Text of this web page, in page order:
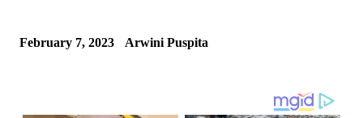
February 7, 2023 Arwini Puspita